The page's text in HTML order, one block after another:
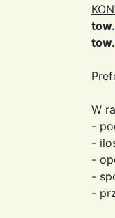
tow.
tow.
W
-
-
-
-
-